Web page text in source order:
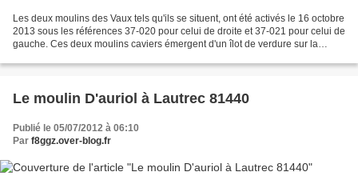
Les deux moulins des Vaux tels qu'ils se situent, ont été activés le 16 octobre
2013 sous les références 37-020 pour celui de droite et 37-021 pour celui de
gauche. Ces deux moulins caviers émergent d'un îlot de verdure sur la
Le moulin D'auriol à Lautrec 81440
Publié le 05/07/2012 à 06:10
Par f8ggz.over-blog.fr